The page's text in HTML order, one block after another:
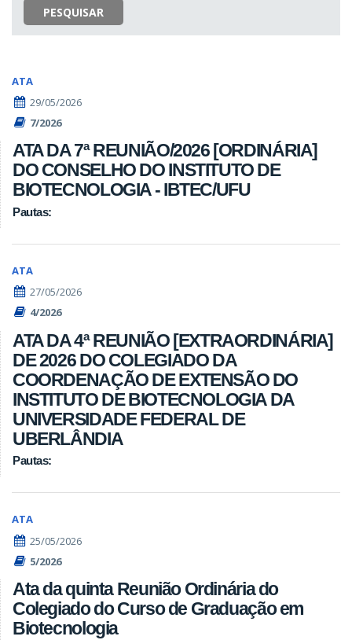
PESQUISAR
ATA
29/05/2026
7/2026
ATA DA 7ª REUNIÃO/2026 [ORDINÁRIA]
DO CONSELHO DO INSTITUTO DE
BIOTECNOLOGIA - IBTEC/UFU
Pautas:
ATA
27/05/2026
4/2026
ATA DA 4ª REUNIÃO [EXTRAORDINÁRIA]
DE 2026 DO COLEGIADO DA
COORDENAÇÃO DE EXTENSÃO DO
INSTITUTO DE BIOTECNOLOGIA DA
UNIVERSIDADE FEDERAL DE
UBERLÂNDIA
Pautas:
ATA
25/05/2026
5/2026
Ata da quinta Reunião Ordinária do
Colegiado do Curso de Graduação em
Biotecnologia